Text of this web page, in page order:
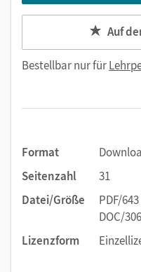
Auf
Bestellbar nur für
Format
Seitenzahl
31
Datei/Größe
PDF/
DOC/
Lizenzform